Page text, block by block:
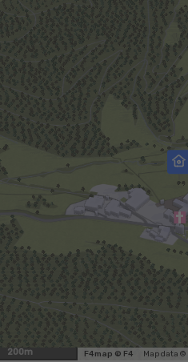
200m F4map © F4 Map data ©